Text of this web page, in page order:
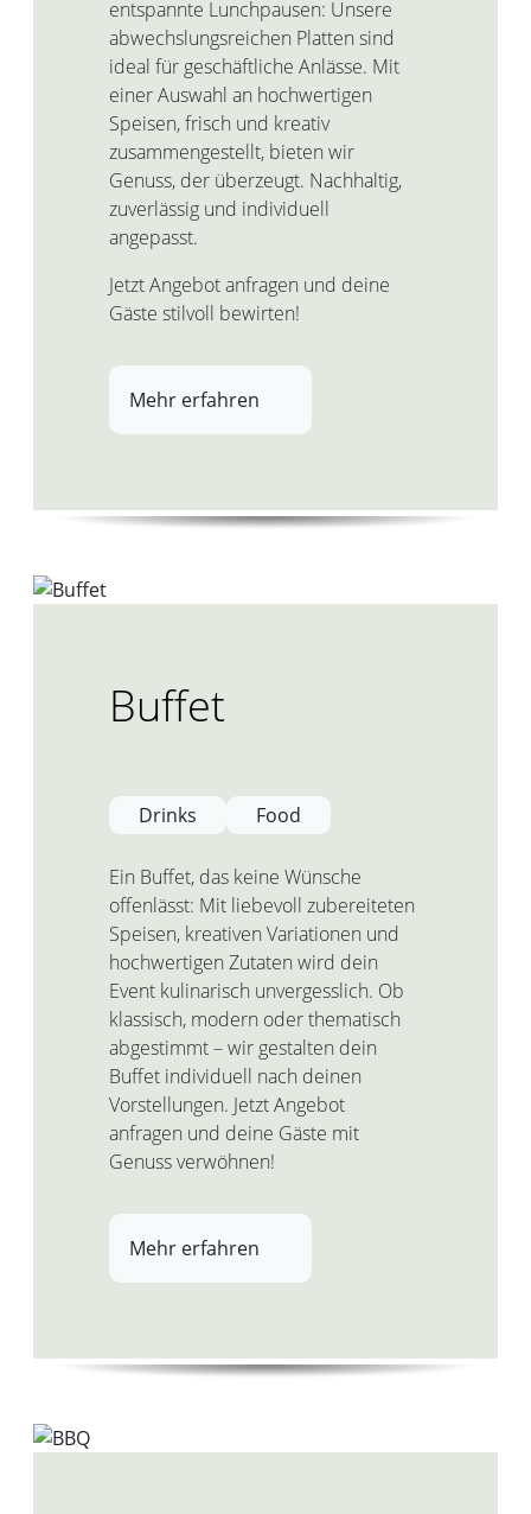
entspannte Lunchpausen: Unsere
abwechslungsreichen Platten sind
ideal für geschäftliche Anlässe. Mit
einer Auswahl an hochwertigen
Speisen, frisch und kreativ
zusammengestellt, bieten wir
Genuss, der überzeugt. Nachhaltig,
zuverlässig und individuell
angepasst.
Jetzt Angebot anfragen und deine
Gäste stilvoll bewirten!
Mehr erfahren
Buffet
Drinks Food
Ein Buffet, das keine Wünsche
offenlässt: Mit liebevoll zubereiteten
Speisen, kreativen Variationen und
hochwertigen Zutaten wird dein
Event kulinarisch unvergesslich. Ob
klassisch, modern oder thematisch
abgestimmt – wir gestalten dein
Buffet individuell nach deinen
Vorstellungen. Jetzt Angebot
anfragen und deine Gäste mit
Genuss verwöhnen!
Mehr erfahren